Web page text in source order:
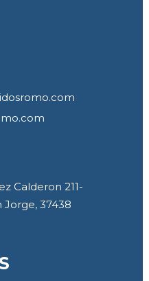
Calderon 211-
Jorge, 37438